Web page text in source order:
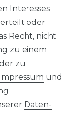
Kontakt
Interesses
oder
Recht, nicht
zu einem
zu
Impressum und
Daten­